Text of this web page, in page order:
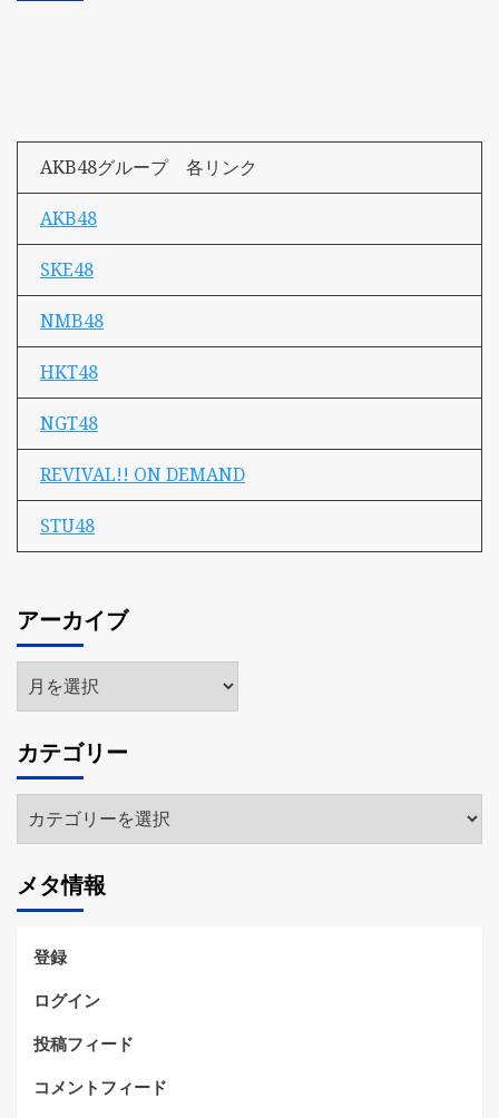
AKB48グループ 各リンク
AKB48
SKE48
NMB48
HKT48
NGT48
REVIVAL!! ON DEMAND
STU48
アーカイブ
ア
ー
イ
ブ
カテゴリー
テ
リ
ー
メタ情報
登録
ログイン
投稿フィード
コメントフィード